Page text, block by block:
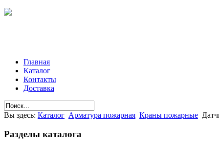
Главная
Каталог
Контакты
Доставка
Вы здесь: Каталог Арматура пожарная Краны пожарные
Разделы каталога